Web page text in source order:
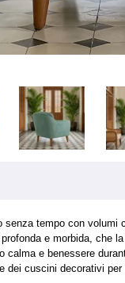
senza tempo con
e morbida, che
calma e benessere
dei cuscini decorativi